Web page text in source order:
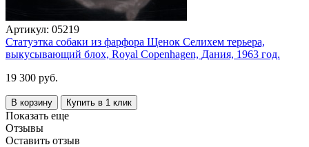
Артикул: 05219
Статуэтка собаки из фарфора Щенок Селихем терьера,
выкусывающий блох, Royal Copenhagen, Дания, 1963 год.
19 300 руб.
В корзину Купить в 1 клик
Показать еще
Отзывы
Оставить отзыв